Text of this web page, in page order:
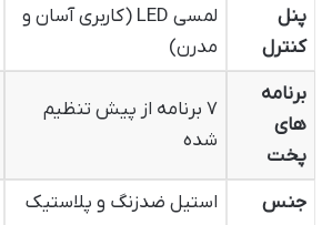
پنل
کنترل
لمسی LED (کاربری آسان و
مدرن)
برنامه
های
پخت
۷ برنامه از پیش تنظیم
شده
جنس
استیل ضدزنگ و پلاستیک